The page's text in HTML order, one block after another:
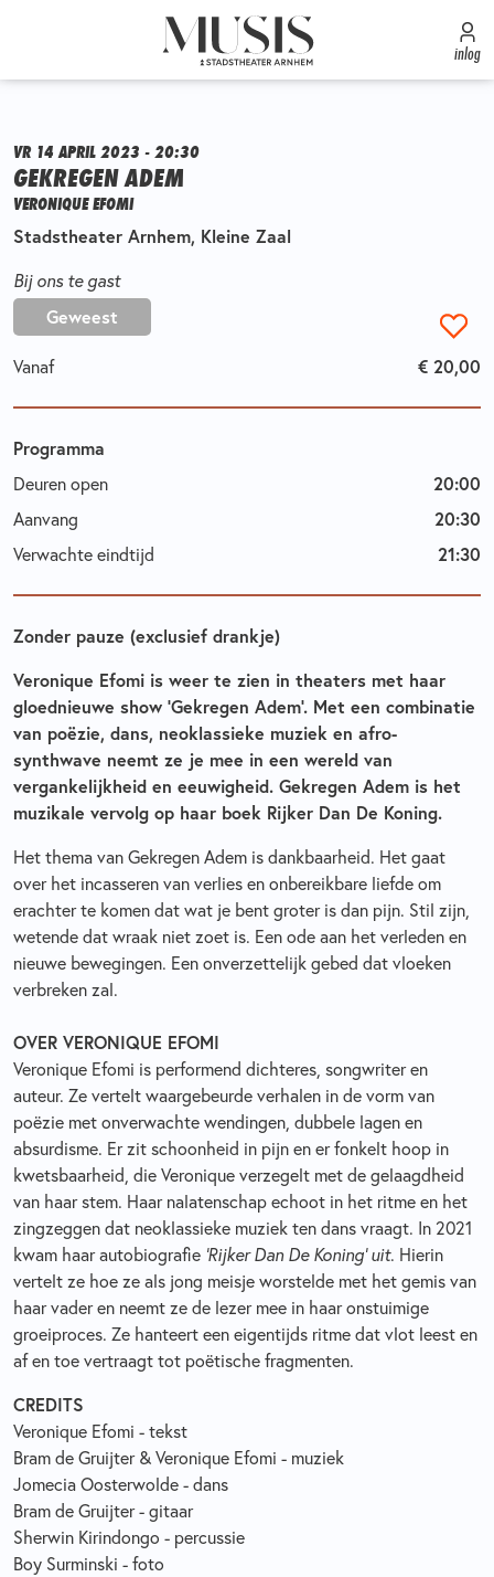
inlog
Veronique Efomi is weer te zien in theaters met haar
gloednieuwe show ‘Gekregen Adem’. Met een combinatie
van poëzie, dans, neoklassieke muziek en afro-
synthwave neemt ze je mee in een wereld van
vergankelijkheid en eeuwigheid. Gekregen Adem is het
muzikale vervolg op haar boek Rijker Dan De Koning.
Het thema van Gekregen Adem is dankbaarheid. Het gaat
over het incasseren van verlies en onbereikbare liefde om
erachter te komen dat wat je bent groter is dan pijn. Stil zijn,
wetende dat wraak niet zoet is. Een ode aan het verleden en
nieuwe bewegingen. Een onverzettelijk gebed dat vloeken
verbreken zal.
OVER VERONIQUE EFOMI
Veronique Efomi is performend dichteres, songwriter en
auteur. Ze vertelt waargebeurde verhalen in de vorm van
poëzie met onverwachte wendingen, dubbele lagen en
absurdisme. Er zit schoonheid in pijn en er fonkelt hoop in
kwetsbaarheid, die Veronique verzegelt met de gelaagdheid
van haar stem. Haar nalatenschap echoot in het ritme en het
zingzeggen dat neoklassieke muziek ten dans vraagt. In 2021
kwam haar autobiografie ‘Rijker Dan De Koning’ uit. Hierin
vertelt ze hoe ze als jong meisje worstelde met het gemis van
haar vader en neemt ze de lezer mee in haar onstuimige
groeiproces. Ze hanteert een eigentijds ritme dat vlot leest en
af en toe vertraagt tot poëtische fragmenten.
CREDITS
Veronique Efomi - tekst
Bram de Gruijter & Veronique Efomi - muziek
Jomecia Oosterwolde - dans
Bram de Gruijter - gitaar
Sherwin Kirindongo - percussie
Boy Surminski - foto
VR 14 APRIL 2023 - 20:30
GEKREGEN ADEM
VERONIQUE EFOMI
Stadstheater Arnhem, Kleine Zaal
Bij ons te gast
Geweest
Vanaf € 20,00
Programma
Deuren open
Aanvang
Verwachte eindtijd
20:00
20:30
21:30
Zonder pauze (exclusief drankje)